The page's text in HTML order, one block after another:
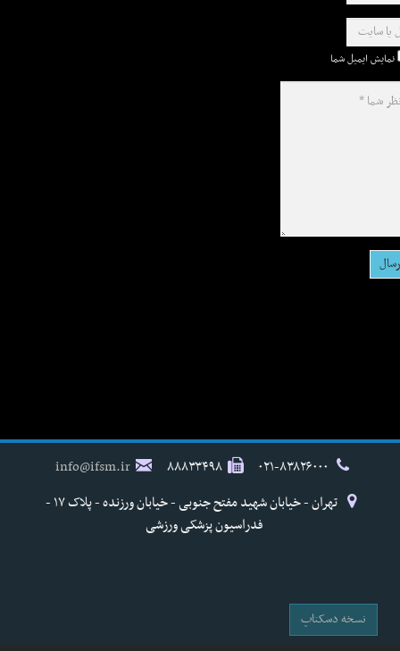
نمایش ایمیل شما
۸۸۸۳۳۴۹۸
info@ifsm.ir
تهران - خیابان شهید مفتح جنوبی - خیابان ورزنده - پلاک ۱۷ -
فدراسیون پزشکی ورزشی
نسخه دسکتاپ